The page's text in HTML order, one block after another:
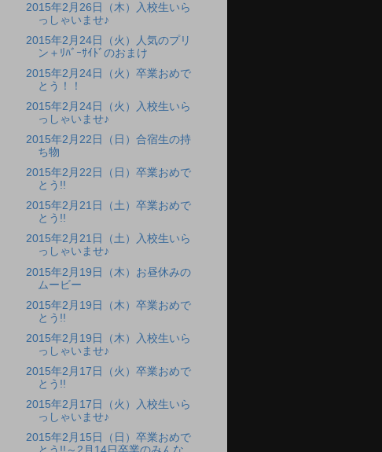
2015年2月26日（木）入校生いら
っしゃいませ♪
2015年2月24日（火）人気のプリ
ン＋ﾘﾊﾞｰｻｲﾄﾞのおまけ
2015年2月24日（火）卒業おめで
とう！！
2015年2月24日（火）入校生いら
っしゃいませ♪
2015年2月22日（日）合宿生の持
ち物
2015年2月22日（日）卒業おめで
とう!!
2015年2月21日（土）卒業おめで
とう!!
2015年2月21日（土）入校生いら
っしゃいませ♪
2015年2月19日（木）お昼休みの
ムービー
2015年2月19日（木）卒業おめで
とう!!
2015年2月19日（木）入校生いら
っしゃいませ♪
2015年2月17日（火）卒業おめで
とう!!
2015年2月17日（火）入校生いら
っしゃいませ♪
2015年2月15日（日）卒業おめで